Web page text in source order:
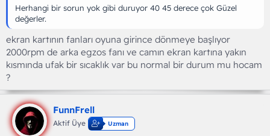
Herhangi bir sorun yok gibi duruyor 40 45 derece çok Güzel
değerler.
ekran kartının fanları oyuna girince dönmeye başlıyor
2000rpm de arka egzos fanı ve camın ekran kartına yakın
kısmında ufak bir sıcaklık var bu normal bir durum mu hocam
?
FunnFrell
Aktif Üye Uzman